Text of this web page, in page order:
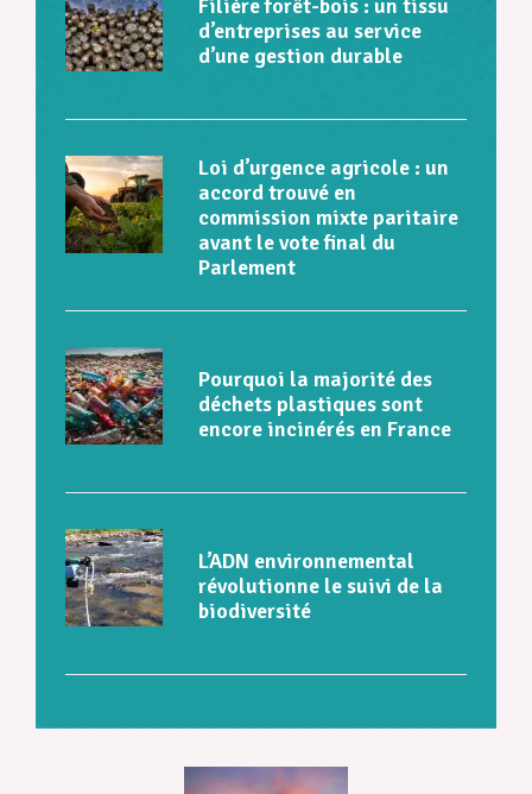
Filière forêt-bois : un tissu
d’entreprises au service
d’une gestion durable
Loi d’urgence agricole : un
accord trouvé en
commission mixte paritaire
avant le vote final du
Parlement
Pourquoi la majorité des
déchets plastiques sont
encore incinérés en France
L’ADN environnemental
révolutionne le suivi de la
biodiversité